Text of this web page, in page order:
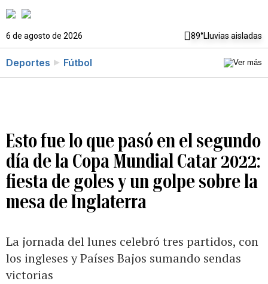
6 de agosto de 2026 89°Lluvias aisladas
Deportes Fútbol
Esto fue lo que pasó en el segundo
día de la Copa Mundial Catar 2022:
fiesta de goles y un golpe sobre la
mesa de Inglaterra
La jornada del lunes celebró tres partidos, con
los ingleses y Países Bajos sumando sendas
victorias